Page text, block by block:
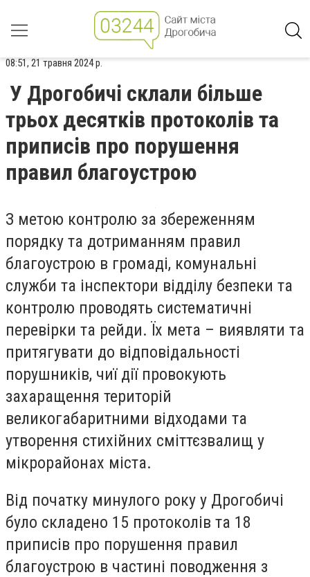
08:51, 21 травня 2024 р.
У Дрогобичі склали більше
трьох десятків протоколів та
приписів про порушення
правил благоустрою
З метою контролю за збереженням
порядку та дотриманням правил
благоустрою в громаді, комунальні
служби та інспектори відділу безпеки та
контролю проводять систематичні
перевірки та рейди. Їх мета – виявляти та
притягувати до відповідальності
порушників, чиї дії провокують
захаращення територій
великогабаритними відходами та
утворення стихійних сміттєзвалищ у
мікрорайонах міста.
Від початку минулого року у Дрогобичі
було складено 15 протоколів та 18
приписів про порушення правил
благоустрою в частині поводження з